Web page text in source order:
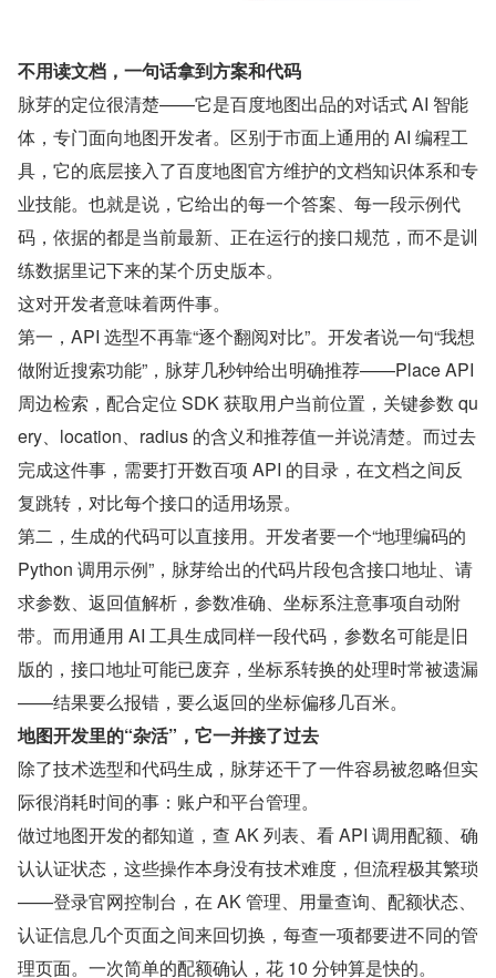
不用读文档，一句话拿到方案和代码
脉芽的定位很清楚——它是百度地图出品的对话式 AI 智能
体，专门面向地图开发者。区别于市面上通用的 AI 编程工
具，它的底层接入了百度地图官方维护的文档知识体系和专
业技能。也就是说，它给出的每一个答案、每一段示例代
码，依据的都是当前最新、正在运行的接口规范，而不是训
练数据里记下来的某个历史版本。
这对开发者意味着两件事。
第一，API 选型不再靠“逐个翻阅对比”。开发者说一句“我想
做附近搜索功能”，脉芽几秒钟给出明确推荐——Place API
周边检索，配合定位 SDK 获取用户当前位置，关键参数 qu
ery、location、radius 的含义和推荐值一并说清楚。而过去
完成这件事，需要打开数百项 API 的目录，在文档之间反
复跳转，对比每个接口的适用场景。
第二，生成的代码可以直接用。开发者要一个“地理编码的
Python 调用示例”，脉芽给出的代码片段包含接口地址、请
求参数、返回值解析，参数准确、坐标系注意事项自动附
带。而用通用 AI 工具生成同样一段代码，参数名可能是旧
版的，接口地址可能已废弃，坐标系转换的处理时常被遗漏
——结果要么报错，要么返回的坐标偏移几百米。
地图开发里的“杂活”，它一并接了过去
除了技术选型和代码生成，脉芽还干了一件容易被忽略但实
际很消耗时间的事：账户和平台管理。
做过地图开发的都知道，查 AK 列表、看 API 调用配额、确
认认证状态，这些操作本身没有技术难度，但流程极其繁琐
——登录官网控制台，在 AK 管理、用量查询、配额状态、
认证信息几个页面之间来回切换，每查一项都要进不同的管
理页面。一次简单的配额确认，花 10 分钟算是快的。